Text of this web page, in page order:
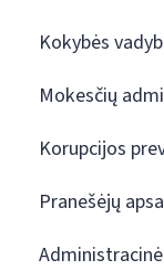
Kokybės
Mokesčių
Korupcijos
Pranešėjų